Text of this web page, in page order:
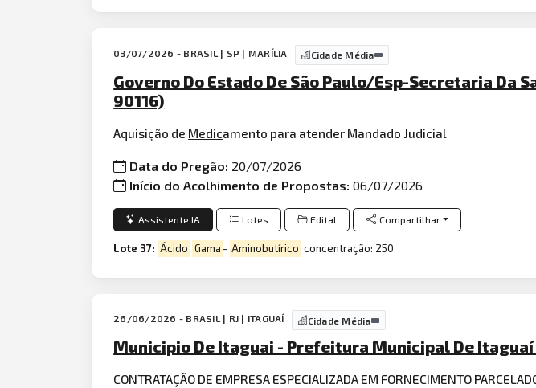
03/07/2026 - BRASIL | SP | MARÍLIA Cidade Média
Governo Do Estado De São Paulo/Esp-Secretaria
90116)
Aquisição de Medicamento para atender Mandado Judicial
Data do Pregão: 20/07/2026
Início do Acolhimento de Propostas:06/07/2026
Assistente IA Lotes Edital Compartilhar
Lote 37: Ácido Gama - Aminobutírico concentração: 250
26/06/2026 - BRASIL | RJ | ITAGUAÍ Cidade Média
Municipio De Itaguai - Prefeitura Municipal De Itaguaí
CONTRATAÇÃO DE EMPRESA ESPECIALIZADA EM FORNECIMENTO